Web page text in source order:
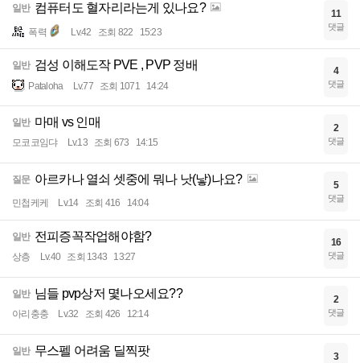
일반 컴퓨터도 혈자리라는게 있나요?
폭력 Lv.42 조회 822 15:23
11
댓글
일반 검성 이해도작 PVE , PVP 정배
Pataloha Lv.77 조회 1071 14:24
4
댓글
일반 마매 vs 인매
모코코임댜 Lv.13 조회 673 14:15
2
댓글
질문 아르카나 열쇠 셋중에 뭐나 낫(낳)나요?
민첩케케 Lv.14 조회 416 14:04
5
댓글
일반 전피증꼭작업해야함?
상층 Lv.40 조회 1343 13:27
16
댓글
일반 님들 pvp상저 몇나오세요??
아리충충 Lv.32 조회 426 12:14
2
댓글
일반 무스펠 어려움 딜찍팟 3